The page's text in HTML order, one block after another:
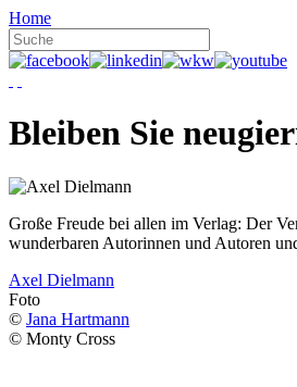
Home
Bleiben Sie
Große Freude bei allen im Verlag: Der
wunderbaren Autorinnen und Autoren
Axel Dielmann
Foto
© Jana Hartmann
© Monty Cross